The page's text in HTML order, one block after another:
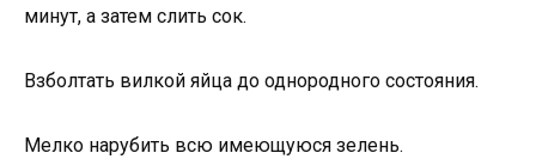
минут, а затем слить сок.
Взболтать вилкой яйца до однородного состояния.
Мелко нарубить всю имеющуюся зелень.